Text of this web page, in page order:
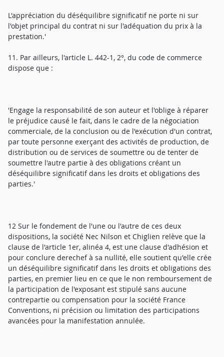
L'appréciation du déséquilibre significatif ne porte ni sur
l'objet principal du contrat ni sur l'adéquation du prix à la
prestation.'
11. Par ailleurs, l'article L. 442-1, 2°, du code de commerce
dispose que :
'Engage la responsabilité de son auteur et l'oblige à réparer
le préjudice causé le fait, dans le cadre de la négociation
commerciale, de la conclusion ou de l'exécution d'un contrat,
par toute personne exerçant des activités de production, de
distribution ou de services de soumettre ou de tenter de
soumettre l'autre partie à des obligations créant un
déséquilibre significatif dans les droits et obligations des
parties.'
12 Sur le fondement de l'une ou l'autre de ces deux
dispositions, la société Nec Nilson et Chiglien relève que la
clause de l'article 1er, alinéa 4, est une clause d'adhésion et
pour conclure derechef à sa nullité, elle soutient qu'elle crée
un déséquilibre significatif dans les droits et obligations des
parties, en premier lieu en ce que le non remboursement de
la participation de l'exposant est stipulé sans aucune
contrepartie ou compensation pour la société France
Conventions, ni précision ou limitation des participations
avancées pour la manifestation annulée.